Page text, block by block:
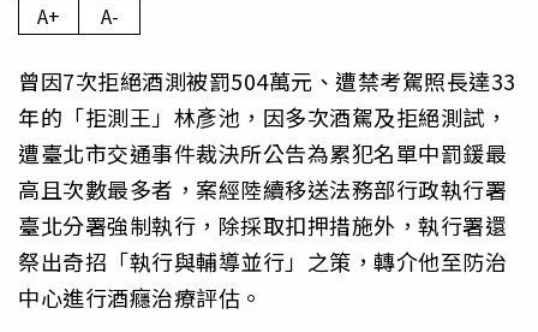
A+ A-
曾因7次拒絕酒測被罰504萬元、遭禁考駕照長達33
年的「拒測王」林彥池，因多次酒駕及拒絕測試，
遭臺北市交通事件裁決所公告為累犯名單中罰鍰最
高且次數最多者，案經陸續移送法務部行政執行署
臺北分署強制執行，除採取扣押措施外，執行署還
祭出奇招「執行與輔導並行」之策，轉介他至防治
中心進行酒癮治療評估。